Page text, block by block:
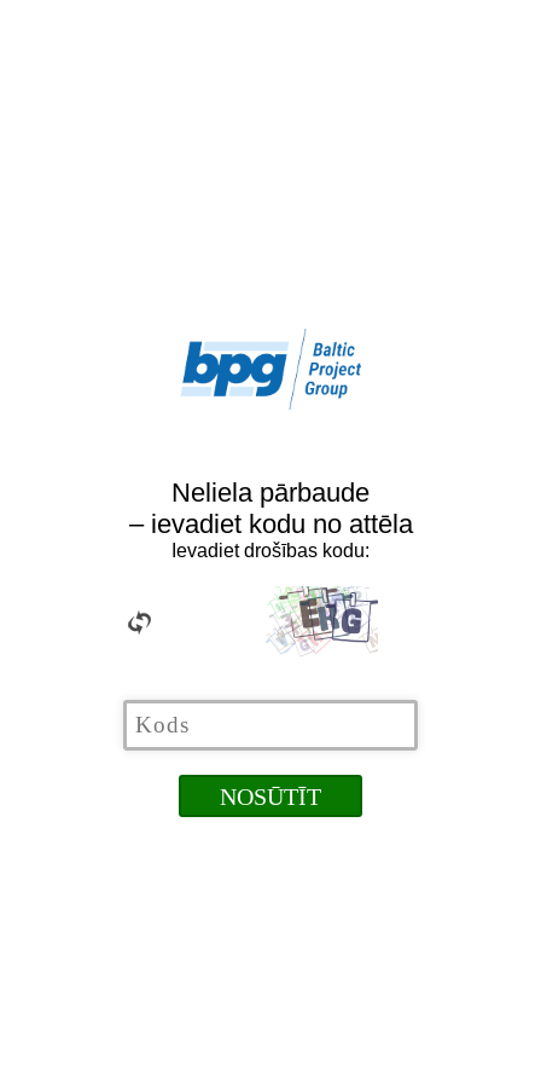
Neliela pārbaude
– ievadiet kodu no attēla
Ievadiet drošības kodu: